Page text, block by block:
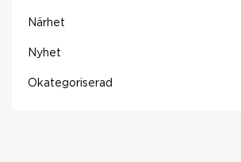
Närhet
Nyhet
Okategoriserad